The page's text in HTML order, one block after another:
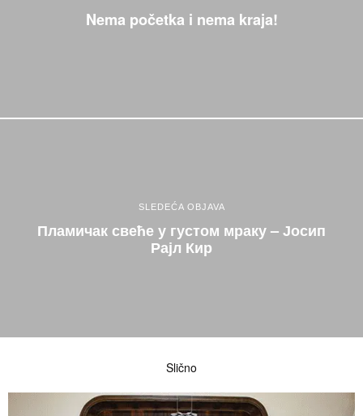
Nema početka i nema kraja!
SLEDEĆA OBJAVA
Пламичак свеће у густом мраку – Јосип
Рајл Кир
Slično